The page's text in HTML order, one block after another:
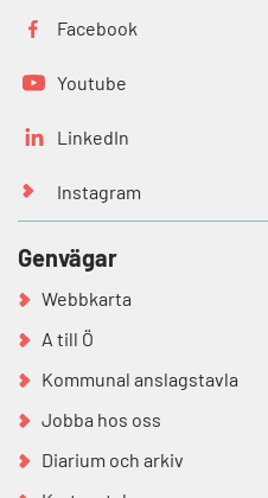
Facebook
Youtube
LinkedIn
Instagram
Genvägar
Webbkarta
A till Ö
Kommunal anslagstavla
Jobba hos oss
Diarium och arkiv